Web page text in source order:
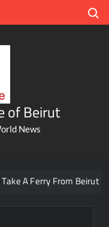
of Beirut
News
Ferry From Beirut To